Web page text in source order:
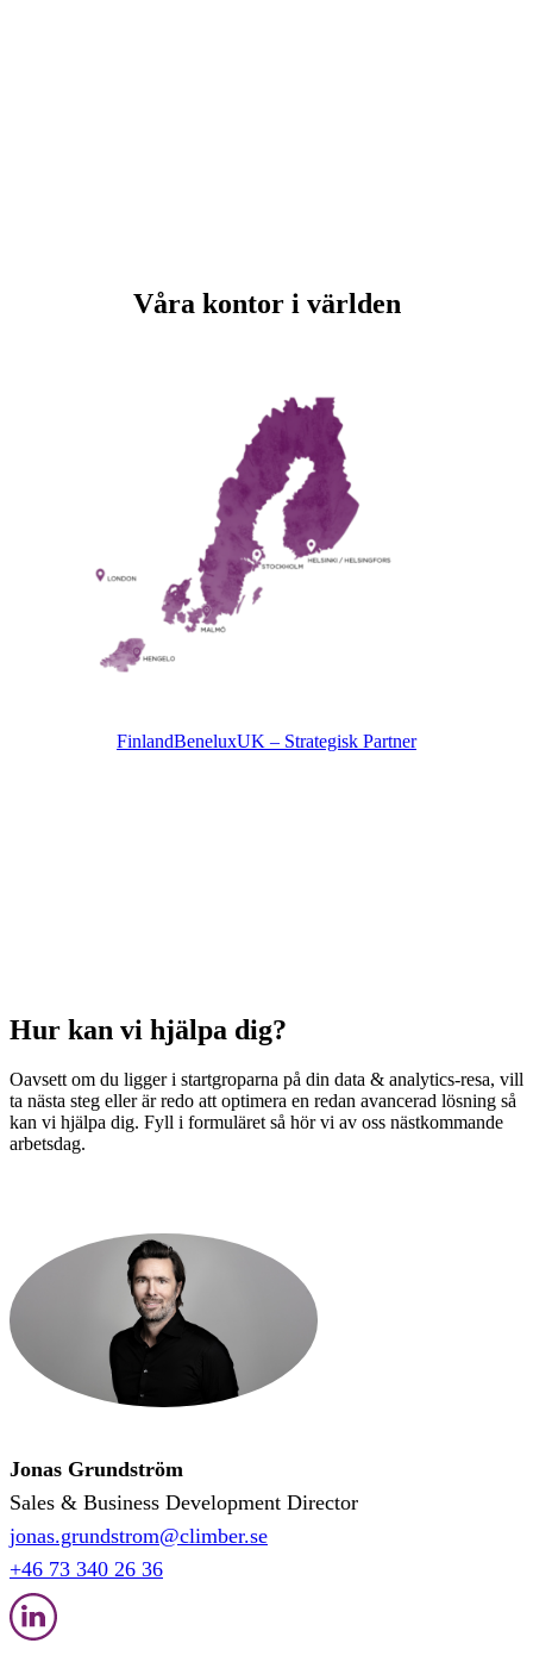
Våra kontor i världen
FinlandBeneluxUK – Strategisk Partner
Hur kan vi hjälpa dig?
Oavsett om du ligger i startgroparna på din data & analytics-resa, vill
ta nästa steg eller är redo att optimera en redan avancerad lösning så
kan vi hjälpa dig. Fyll i formuläret så hör vi av oss nästkommande
arbetsdag.
Jonas Grundström
Sales & Business Development Director
jonas.grundstrom@climber.se
+46 73 340 26 36